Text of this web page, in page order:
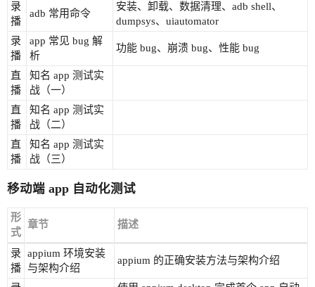
录
播
adb 常用命令
安装、卸载、数据清理、adb shell、
dumpsys、uiautomator
录
播
app 常见 bug 解
析
功能 bug、崩溃 bug、性能 bug
直
播
知名 app 测试实
战（一）
直
播
知名 app 测试实
战（二）
直
播
知名 app 测试实
战（三）
移动端 app 自动化测试
形
式
章节 描述
录
播
appium 环境安装
与架构介绍
appium 的正确安装方法与架构介绍